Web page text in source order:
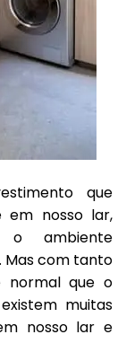
que
em nosso lar,
o ambiente
Mas com tanto
normal que o
muitas
nosso lar e